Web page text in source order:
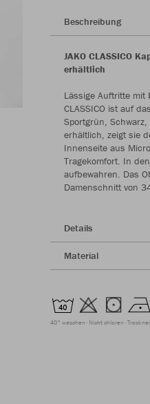
Beschreibung
JAKO CLASSICO
erhältlich
Lässige Auftritte mit
CLASSICO ist auf
Sportgrün,
erhältlich, zeigt sie
Innenseite aus
Tragekomfort. In
aufbewahren. Das
Damenschnitt von
Details
Material
40° waschen Nicht chloren